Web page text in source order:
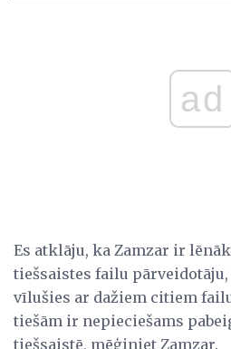
ad
Es atklāju, ka Zamzar ir
tiešsaistes failu pārveidotāju,
vīlušies ar dažiem citiem
tiešām ir nepieciešams
tiešsaistē, mēģiniet Zamzar.